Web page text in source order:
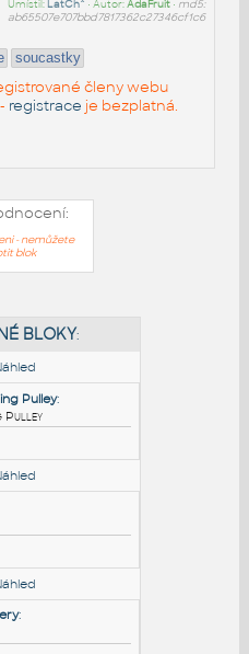
Umístil: LatCh^ • Autor:AdaFruit• md5:
ab65507e707bbd7817362c27346cf1c6
soucastky
členy webu
registrace je bezplatná.
- nemůžete
blok
Timing Pulley
Pulley